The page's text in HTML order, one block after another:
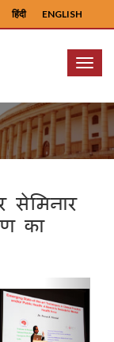
ENGLISH
हिंदी
Menu
का
Next